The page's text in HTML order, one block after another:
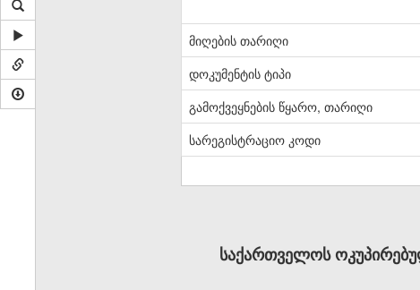
მიღების თარიღი
დოკუმენტის ტიპი
გამოქვეყნების წყარო, თარიღი
სარეგისტრაციო კოდი
საქართველოს